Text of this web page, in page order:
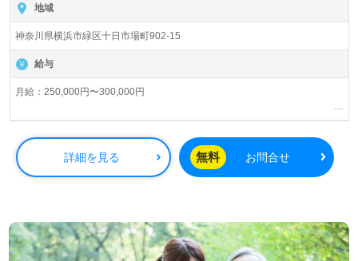
しは【ウィルオブ介護】＊求人情報収集、将来的に検討の
方も遠慮なく＊
LINE、メール、お電話などご希望に応じてお問い合わせ/ご
相談可能です。転職相談、求人紹介、年収交渉など完全無
あり！＞"転職支援"のプロと一緒に転職活動！お問い合わ
地域
神奈川県横浜市緑区十日市場町902-15
給与
月給：250,000円〜300,000円
交通費支給 上限50,000円/月
昇給：年1回 ※本人の業務成績による
賞与：年2回 ※本人の業務成績による
詳細を見る 無料 お問合せ